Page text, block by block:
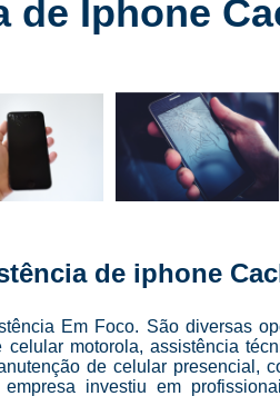
Conserto
Conserto de
Conserto Iphone
Conserto Tela
Curso
Curso de
de Iphone
de iphone
Em Foco. São diversas
motorola, assistência
de celular presencial,
investiu em